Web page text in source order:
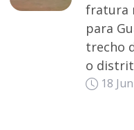
fratura
para
trecho
o
18